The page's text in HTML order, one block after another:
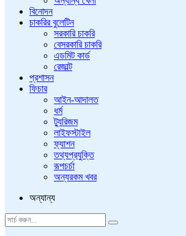
বিনোদন
চাকরির বুলেটিন
সরকারি চাকরি
বেসরকারি চাকরি
এডমিট কার্ড
রেজাল্ট
প্রশাসন
ফিচার
আইন-আদালত
ধর্ম
ট্যুরিজম
লাইফস্টাইল
ফ্যাশন
তথ্যপ্রযুক্তি
রূপচর্চা
অন্যরকম খবর
অন্যান্য